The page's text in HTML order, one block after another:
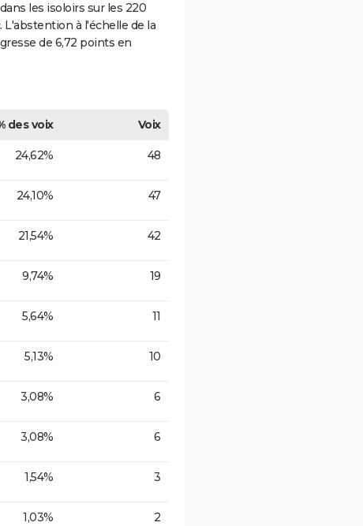
les isoloirs sur les 220
L'abstention à l'échelle de la
de 6,72 points en
des voix
Voix
24,62% 48
24,10% 47
21,54% 42
9,74% 19
5,64% 11
5,13% 10
3,08% 6
3,08% 6
1,54% 3
1,03% 2